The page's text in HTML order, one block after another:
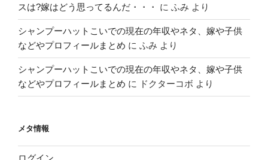
スは?嫁はどう思ってるんだ・・・
に ふみ より
シャンプーハットこいでの現在の年収やネタ、嫁や子供
などやプロフィールまとめ に ふみ より
シャンプーハットこいでの現在の年収やネタ、嫁や子供
などやプロフィールまとめ に ドクターコボ より
メタ情報
ログイン